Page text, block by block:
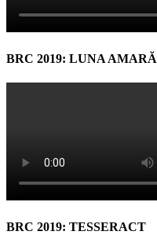
BRC 2019: LUNA AMARĂ
BRC 2019: TESSERACT